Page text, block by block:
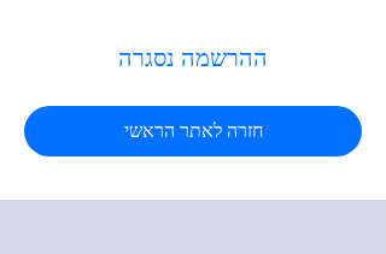
ההרשמה נסגרה
חזרה לאתר הראשי